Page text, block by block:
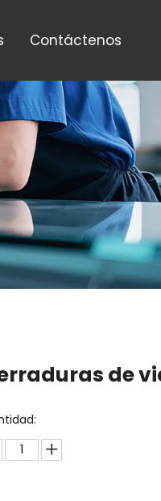
Contáctenos
de